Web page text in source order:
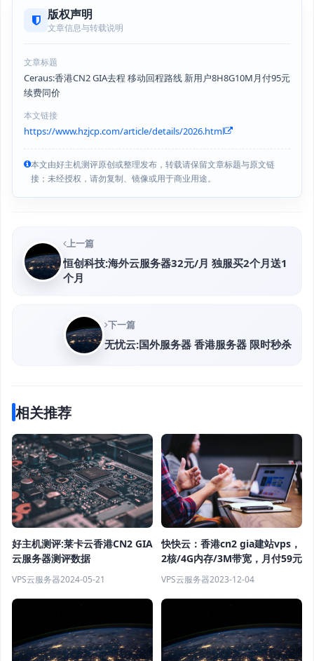
版权声明
文章信息与转载说明
文章标题
Ceraus:香港CN2 GIA去程 移动回程路线 新用户8H8G10M月付95元
续费同价
本文链接
https://www.hzjcp.com/article/details/2026.html
本文由好主机测评原创或整理发布，转载请保留文章标题与原文链
接；未经授权，请勿复制、镜像或用于商业用途。
上一篇
恒创科技:海外云服务器32元/月 独服买2个月送1
个月
下一篇
无忧云:国外服务器 香港服务器 限时秒杀
相关推荐
好主机测评:莱卡云香港CN2 GIA
云服务器测评数据
VPS云服务器2024-05-21
快快云：香港cn2 gia建站vps，
2核/4G内存/3M带宽，月付59元
VPS云服务器2023-12-04